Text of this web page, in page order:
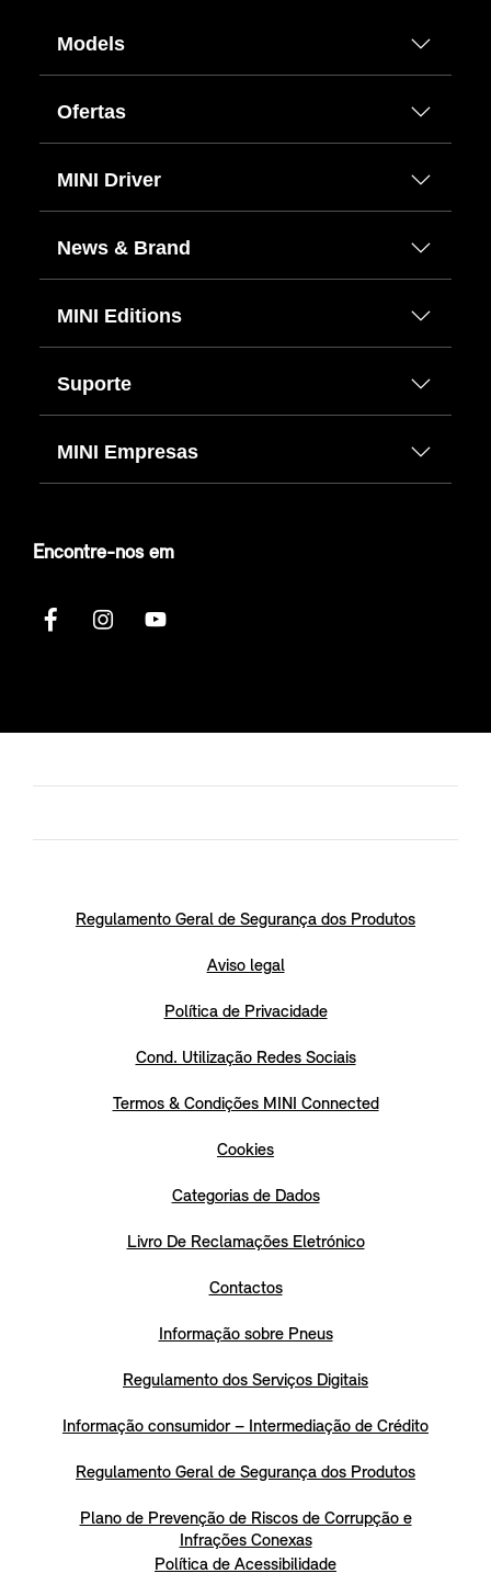
Models
Ofertas
MINI Driver
News & Brand
MINI Editions
Suporte
MINI Empresas
Encontre-nos em
Regulamento Geral de Segurança dos Produtos
Aviso legal
Política de Privacidade
Cond. Utilização Redes Sociais
Termos & Condições MINI Connected
Cookies
Categorias de Dados
Livro De Reclamações Eletrónico
Contactos
Informação sobre Pneus
Regulamento dos Serviços Digitais
Informação consumidor – Intermediação de Crédito
Regulamento Geral de Segurança dos Produtos
Plano de Prevenção de Riscos de Corrupção e
Infrações Conexas
Política de Acessibilidade